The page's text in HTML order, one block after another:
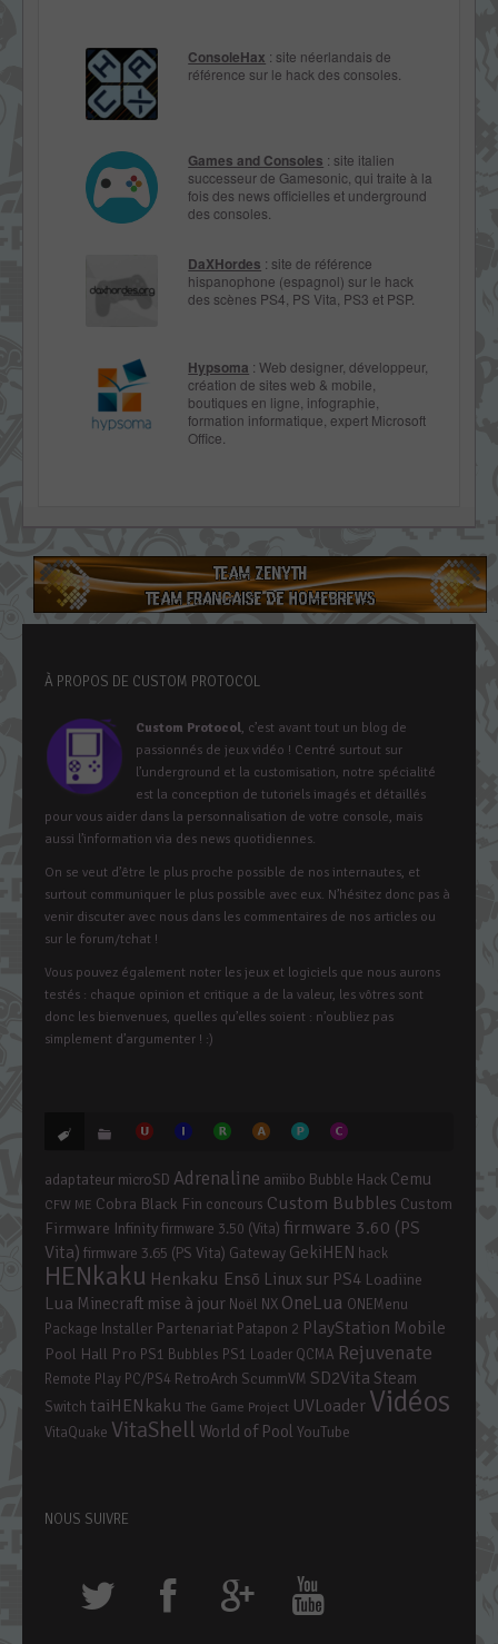
ConsoleHax : site néerlandais de
référence sur le hack des consoles.
Games and Consoles : site italien
successeur de Gamesonic, qui traite à la
fois des news officielles et underground
des consoles.
DaXHordes : site de référence
hispanophone (espagnol) sur le hack
des scènes PS4, PS Vita, PS3 et PSP.
Hypsoma : Web designer, développeur,
création de sites web & mobile,
boutiques en ligne, infographie,
formation informatique, expert Microsoft
Office.
À PROPOS DE CUSTOM PROTOCOL
Custom Protocol, c’est avant tout un blog de
passionnés de jeux vidéo ! Centré surtout sur
l’underground et la customisation, notre spécialité
est la conception de tutoriels imagés et détaillés
pour vous aider dans la personnalisation de votre console, mais
aussi l’information via des news quotidiennes.
On se veut d’être le plus proche possible de nos internautes, et
surtout communiquer le plus possible avec eux. N’hésitez donc pas à
venir discuter avec nous dans les commentaires de nos articles ou
sur le forum/tchat !
Vous pouvez également noter les jeux et logiciels que nous aurons
testés : chaque opinion et critique a de la valeur, les vôtres sont
donc les bienvenues, quelles qu’elles soient : n’oubliez pas
simplement d’argumenter ! :)
adaptateur microSD Adrenaline amiibo Bubble Hack Cemu
CFW ME Cobra Black Fin concours Custom Bubbles Custom
Firmware Infinityfirmware 3.50 (Vita) firmware 3.60 (PS
Vita) firmware 3.65 (PS Vita) Gateway GekiHEN hack
HENkaku Henkaku Ensō Linux sur PS4 Loadiine
Lua Minecraft mise à jour Noël NX OneLua ONEMenu
Package Installer Partenariat Patapon 2 PlayStation Mobile
Pool Hall Pro PS1 Bubbles PS1 Loader QCMA Rejuvenate
Remote Play PC/PS4 RetroArch ScummVM SD2Vita Steam
Switch taiHENkaku The Game Project UVLoader Vidéos
VitaQuake VitaShell World of Pool YouTube
NOUS SUIVRE